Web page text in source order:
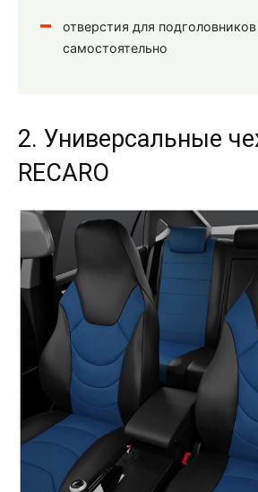
отверстия для
самостоятельно
2. Универсальные
RECARO